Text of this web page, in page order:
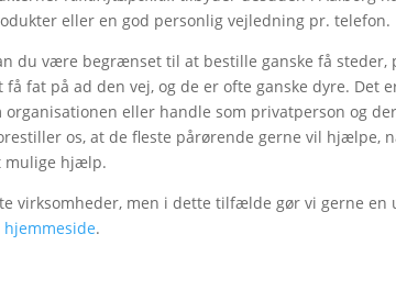
eller en god personlig vejledning pr. telefon.
du være begrænset til at bestille ganske få steder,
fat på ad den vej, og de er ofte ganske dyre. Det
organisationen eller handle som privatperson og
os, at de fleste pårørende gerne vil hjælpe,
mulige hjælp.
virksomheder, men i dette tilfælde gør vi gerne en
.